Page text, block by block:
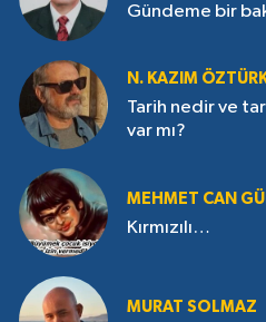
Gündeme bir
N. KAZIM
Tarih nedir ve
var mı?
MEHMET CAN
Kırmızılı…
MURAT SOLMAZ